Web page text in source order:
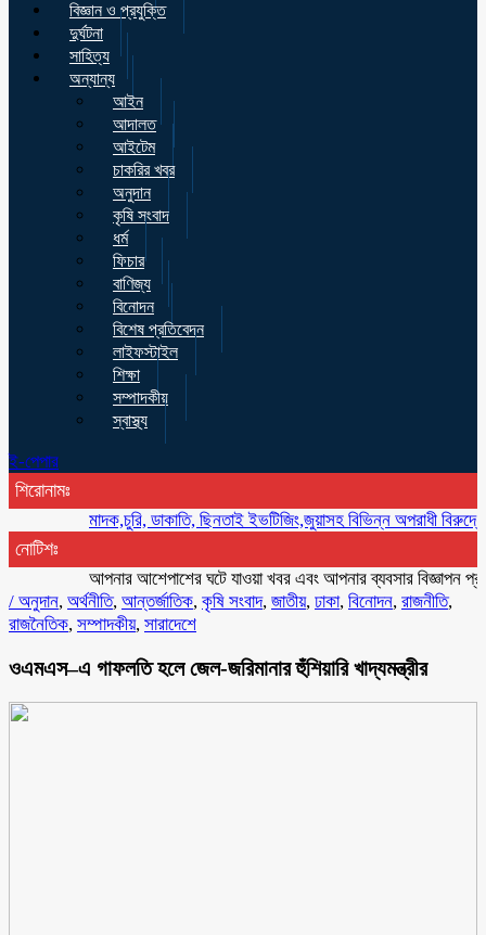
বিজ্ঞান ও প্রযুক্তি
দুর্ঘটনা
সাহিত্য
অন্যান্য
আইন
আদালত
আইটেম
চাকরির খবর
অনুদান
কৃষি সংবাদ
ধর্ম
ফিচার
বাণিজ্য
বিনোদন
বিশেষ প্রতিবেদন
লাইফস্টাইল
শিক্ষা
সম্পাদকীয়
স্বাস্থ্য
ই-পেপার
শিরোনামঃ
মাদক,চুরি, ডাকাতি, ছিনতাই ইভটিজিং,জুয়াসহ বিভিন্ন অপরাধী বিরুদ্ধে
নোটিশঃ
আপনার আশেপাশের ঘটে যাওয়া খবর এবং আপনার ব্যবসার বিজ্ঞাপন
/ অনুদান, অর্থনীতি, আন্তর্জাতিক, কৃষি সংবাদ, জাতীয়, ঢাকা, বিনোদন, রাজনীতি,
রাজনৈতিক, সম্পাদকীয়, সারাদেশে
ওএমএস–এ গাফলতি হলে জেল-জরিমানার হুঁশিয়ারি খাদ্যমন্ত্রীর